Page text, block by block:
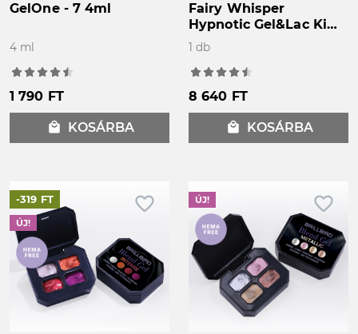
GelOne - 7 4ml
4 ml
1 790 FT
local_mall KOSÁRBA
Fairy Whisper
Hypnotic Gel&Lac Kit
4x4 ml - LIMITÁLT!
1 db
8 640 FT
local_mall KOSÁRBA
favorite_border
-319 FT
ÚJ!
favorite_border
ÚJ!